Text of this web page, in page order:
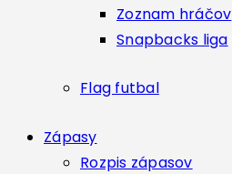
Zoznam hráčov
Snapbacks liga
Flag futbal
Zápasy
Rozpis zápasov